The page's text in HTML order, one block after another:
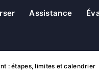
Assistance
: étapes, limites et calendrier